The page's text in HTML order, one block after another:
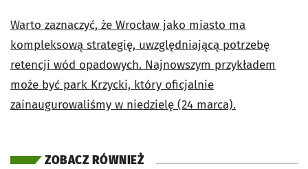
Warto zaznaczyć, że Wrocław jako miasto ma
kompleksową strategię, uwzględniającą potrzebę
retencji wód opadowych. Najnowszym przykładem
może być park Krzycki, który oficjalnie
zainaugurowaliśmy w niedzielę (24 marca).
ZOBACZ RÓWNIEŻ